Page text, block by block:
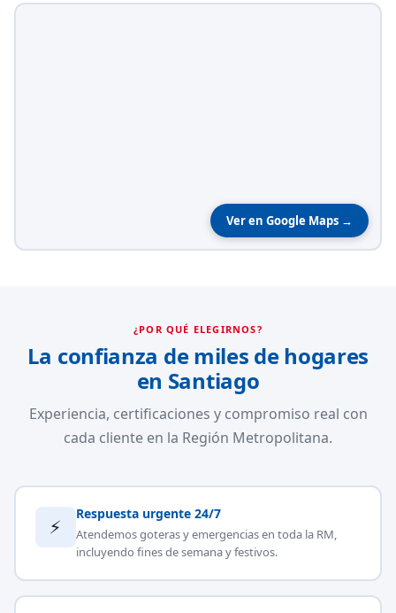
Ver en Google Maps →
¿POR QUÉ ELEGIRNOS?
La confianza de miles de hogares
en Santiago
Experiencia, certificaciones y compromiso real con
cada cliente en la Región Metropolitana.
⚡
Respuesta urgente 24/7
Atendemos goteras y emergencias en toda la RM,
incluyendo fines de semana y festivos.